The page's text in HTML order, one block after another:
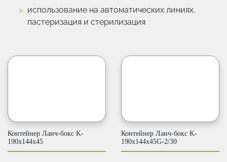
использование на автоматических линиях,
пастеризация и стерилизация
Контейнер Ланч-бокс K-
190x144x45
Контейнер Ланч-бокс K-
190x144x45G-2/30